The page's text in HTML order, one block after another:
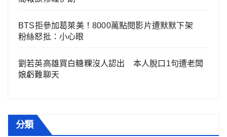
BTS拒參加葛萊美！8000萬點閱影片遭默默下架
粉絲怒批：小心眼
劉若英高雄買白糖粿沒人認出 本人脫口1句遭老闆
娘虧難聊天
分類